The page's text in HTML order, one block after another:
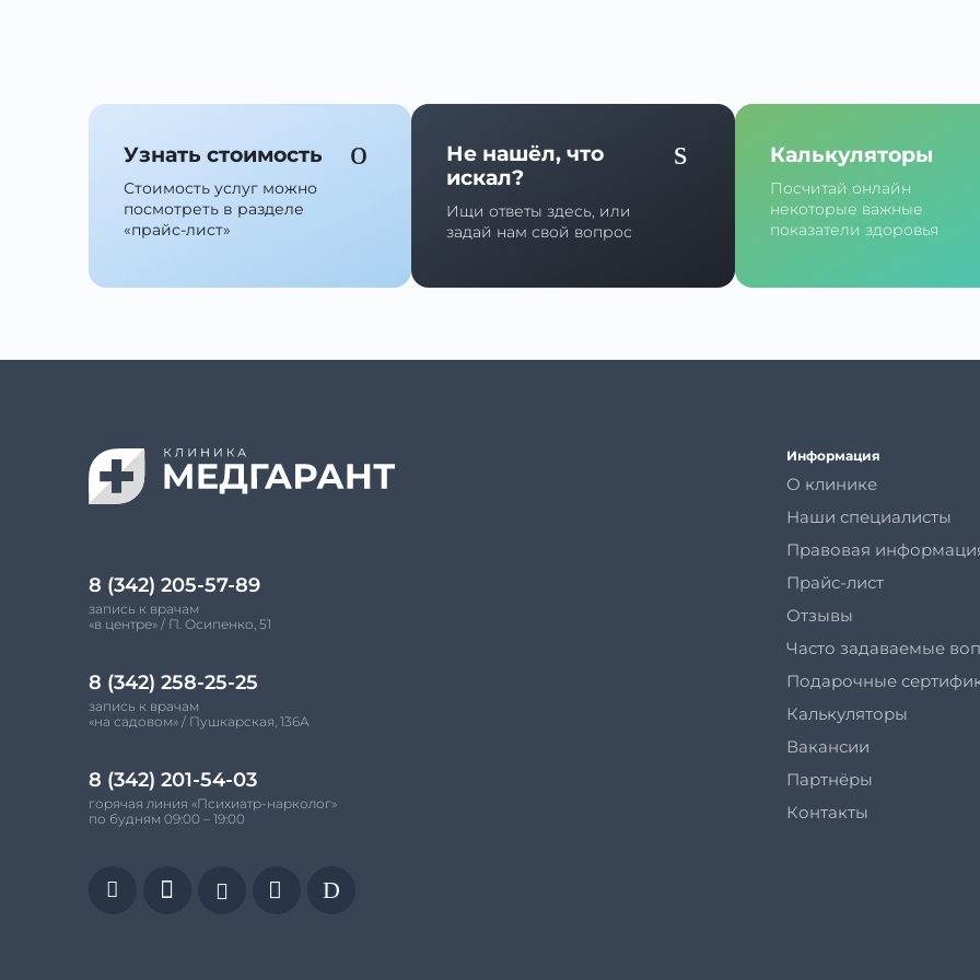
Узнать стоимость
Стоимость услуг можно
посмотреть в разделе
«прайс-лист»
Не нашёл, что
искал?
Ищи ответы здесь, или
задай нам свой вопрос
Калькуляторы
Посчитай онлайн
некоторые важные
показатели здоровья
8 (342) 205-57-89
запись к врачам
«в центре» / П. Осипенко, 51
8 (342) 258-25-25
запись к врачам
«на садовом» / Пушкарская, 136А
8 (342) 201-54-03
горячая линия «Психиатр-нарколог»
по будням 09:00 – 19:00
    D
Информация
О клинике
Наши специалисты
Правовая
Прайс-лист
Отзывы
Часто задаваемые
Подарочные
Калькуляторы
Вакансии
Партнёры
Контакты